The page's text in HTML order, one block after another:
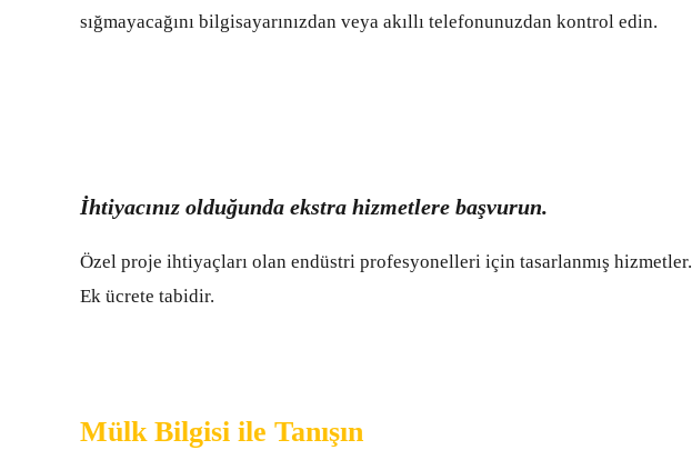
sığmayacağını bilgisayarınızdan veya akıllı telefonunuzdan kontrol edin.
İhtiyacınız olduğunda ekstra hizmetlere başvurun.
Özel proje ihtiyaçları olan endüstri profesyonelleri için tasarlanmış hizmetler.
Ek ücrete tabidir.
Mülk Bilgisi ile Tanışın